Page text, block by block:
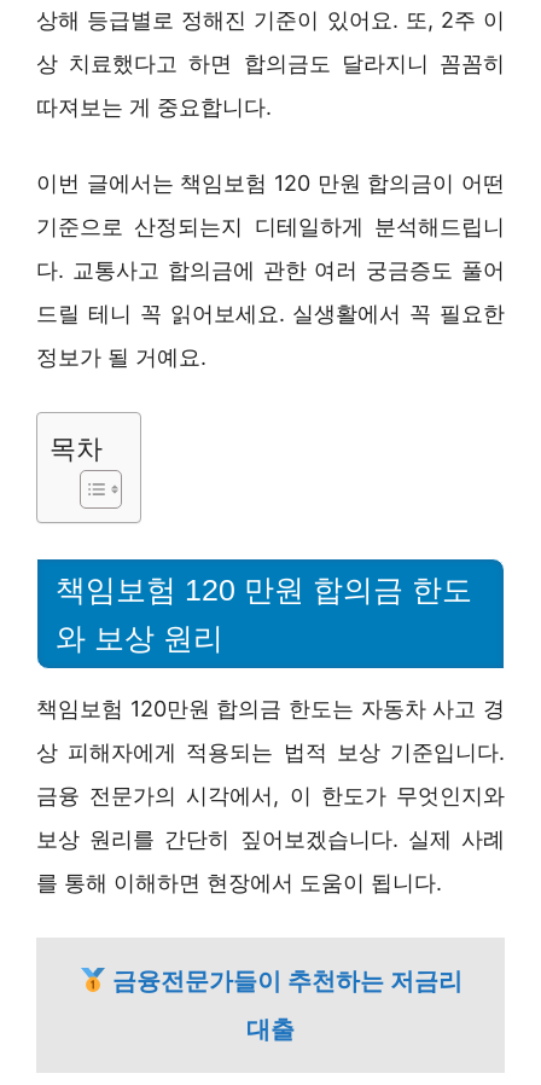
상해 등급별로 정해진 기준이 있어요. 또, 2주 이
상 치료했다고 하면 합의금도 달라지니 꼼꼼히
따져보는 게 중요합니다.
이번 글에서는 책임보험 120 만원 합의금이 어떤
기준으로 산정되는지 디테일하게 분석해드립니
다. 교통사고 합의금에 관한 여러 궁금증도 풀어
드릴 테니 꼭 읽어보세요. 실생활에서 꼭 필요한
정보가 될 거예요.
목차
책임보험 120 만원 합의금 한도
와 보상 원리
책임보험 120만원 합의금 한도는 자동차 사고 경
상 피해자에게 적용되는 법적 보상 기준입니다.
금융 전문가의 시각에서, 이 한도가 무엇인지와
보상 원리를 간단히 짚어보겠습니다. 실제 사례
를 통해 이해하면 현장에서 도움이 됩니다.
금융전문가들이 추천하는 저금리
대출